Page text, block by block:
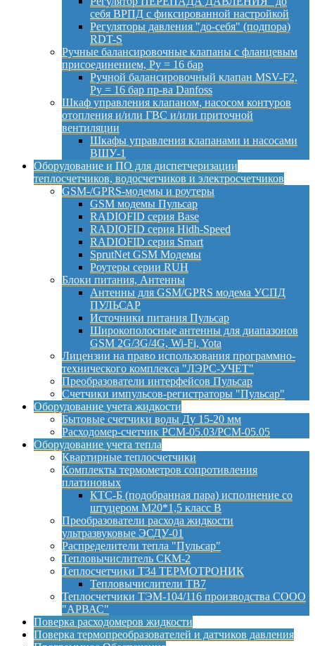
себя ВРПД с фиксированной настройкой
Регуляторы давления "до-себя" (подпора)
RDT-S
Ручные балансировочные клапаны с фланцевым
присоединением, Py = 16 бар
Ручной балансировочный клапан MSV-F2,
Py = 16 бар пр-ва Danfoss
Шкаф управления клапаном, насосом контуров
отопления и/или ГВС и/или приточной
вентиляции
Шкафы управления клапанами и насосами
ВШУ-1
Оборудование и ПО для диспетчеризации
теплосчетчиков, водосчетчиков и электросчетчиков
GSM-/GPRS-модемы и роутеры
GSM модемы Пульсар
RADIOFID серия Base
RADIOFID серия Hidh-Speed
RADIOFID серия Smart
SprutNet GSM Модемы
Роутеры серии RUH
Блоки питания, Антенны
Антенны для GSM/GPRS модема УСПД
ПУЛЬСАР
Источники питания Пульсар
Широкополосные антенны для диапазонов
GSM 2G/3G/4G, Wi-Fi, Yota
Лицензии на право использования программно-
технического комплекса "ЛЭРС-УЧЕТ"
Преобразователи интерфейсов Пульсар
Счетчики импульсов-регистраторы "Пульсар"
Оборудование учета жидкости
Бытовые счетчики воды Ду 15-20 мм
Расходомер-счетчик РСМ-05.03/РСМ-05.05
Оборудование учета тепла
Квартирные теплосчетчики
Комплекты термометров сопротивления
платиновых
КТС-Б (подобранная пара) исполнение со
штуцером М20*1,5 класс B
Преобразователи расхода жидкости
ультразвуковые ЭСДУ-01
Распределители тепла "Пульсар"
Тепловычислитель СКМ-2
Теплосчетчики Т34 ТЕРМОТРОНИК
Тепловычислители ТВ7
Теплосчетчики ТЭМ-104/116 производства СООО
"АРВАС"
Поверка расходомеров жидкости
Поверка термопреобразователей и датчиков давления